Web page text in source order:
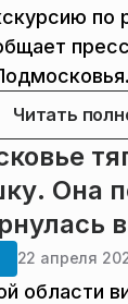
по
Читать
Она
22 апреля
области